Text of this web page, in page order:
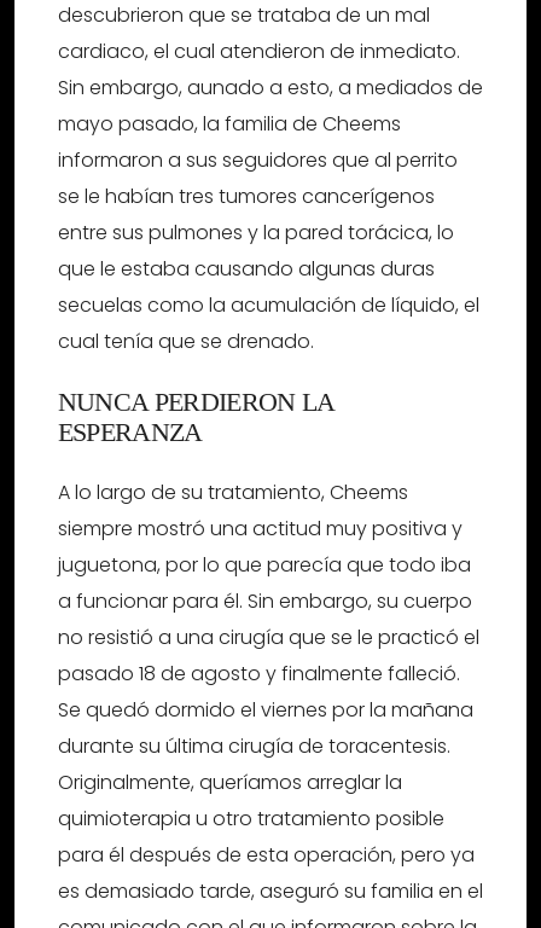
descubrieron que se trataba de un mal
cardiaco, el cual atendieron de inmediato.
Sin embargo, aunado a esto, a mediados de
mayo pasado, la familia de Cheems
informaron a sus seguidores que al perrito
se le habían tres tumores cancerígenos
entre sus pulmones y la pared torácica, lo
que le estaba causando algunas duras
secuelas como la acumulación de líquido, el
cual tenía que se drenado.
NUNCA PERDIERON LA
ESPERANZA
A lo largo de su tratamiento, Cheems
siempre mostró una actitud muy positiva y
juguetona, por lo que parecía que todo iba
a funcionar para él. Sin embargo, su cuerpo
no resistió a una cirugía que se le practicó el
pasado 18 de agosto y finalmente falleció.
Se quedó dormido el viernes por la mañana
durante su última cirugía de toracentesis.
Originalmente, queríamos arreglar la
quimioterapia u otro tratamiento posible
para él después de esta operación, pero ya
es demasiado tarde, aseguró su familia en el